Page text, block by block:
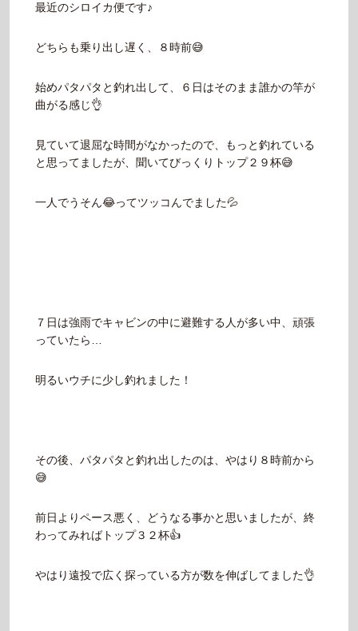
最近のシロイカ便です♪
どちらも乗り出し遅く、８時前😅
始めパタパタと釣れ出して、６日はそのまま誰かの竿が
曲がる感じ👌
見ていて退屈な時間がなかったので、もっと釣れている
と思ってましたが、聞いてびっくりトップ２９杯😅
一人でうそん😂ってツッコんでました💦
７日は強雨でキャビンの中に避難する人が多い中、頑張
っていたら…
明るいウチに少し釣れました！
その後、パタパタと釣れ出したのは、やはり８時前から
😅
前日よりペース悪く、どうなる事かと思いましたが、終
わってみればトップ３２杯👍
やはり遠投で広く探っている方が数を伸ばしてました👌